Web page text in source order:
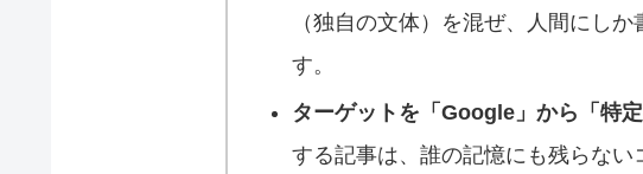
（独自の文体）を混ぜ、人間にし
す。
ターゲットを「Google」から「特
する記事は、誰の記憶にも残らな